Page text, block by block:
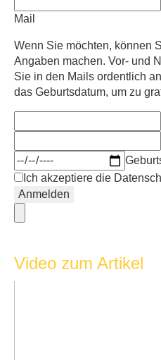
Mail
Wenn Sie möchten, können
Angaben machen. Vor- und
Sie in den Mails ordentlich
das Geburtsdatum, um zu
Ich akzeptiere die
Video zum Artikel